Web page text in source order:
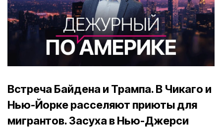
Встреча Байдена и Трампа. В Чикаго и
Нью-Йорке расселяют приюты для
мигрантов. Засуха в Нью-Джерси